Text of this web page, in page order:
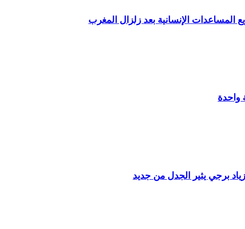
الإنسانية بعد زلزال المغرب
واحدة
برجي يثير الجدل من جديد